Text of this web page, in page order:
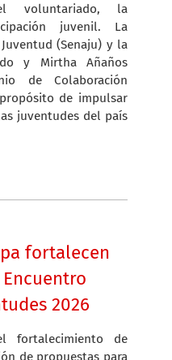
voluntariado, la
juvenil. La
(Senaju) y la
y Mirtha Añaños
de Colaboración
de impulsar
juventudes del país
fortalecen
2026
fortalecimiento de
de propuestas para